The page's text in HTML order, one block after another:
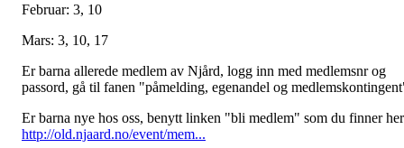
Februar: 3, 10
Mars: 3, 10, 17
Er barna allerede medlem av Njård, logg inn med medlemsnr og
passord, gå til fanen "påmelding, egenandel og
Er barna nye hos oss, benytt linken "bli medlem" som du finner
http://old.njaard.no/event/mem...